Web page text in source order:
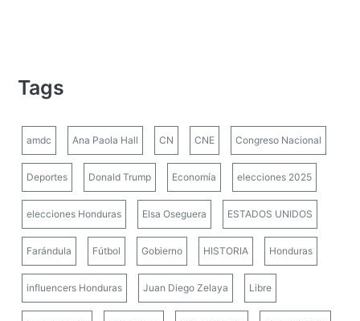
Tags
amdc Ana Paola Hall CN CNE Congreso Nacional
Deportes Donald Trump Economía elecciones 2025
elecciones Honduras Elsa Oseguera ESTADOS UNIDOS
Farándula Fútbol Gobierno HISTORIA Honduras
influencers Honduras Juan Diego Zelaya Libre